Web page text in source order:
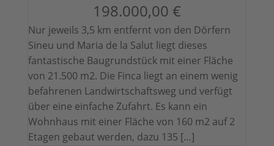
198.000,00 €
Nur jeweils 3,5 km entfernt von den Dörfern
Sineu und Maria de la Salut liegt dieses
fantastische Baugrundstück mit einer Fläche
von 21.500 m2. Die Finca liegt an einem wenig
befahrenen Landwirtschaftsweg und verfügt
über eine einfache Zufahrt. Es kann ein
Wohnhaus mit einer Fläche von 160 m2 auf 2
Etagen gebaut werden, dazu 135 […]